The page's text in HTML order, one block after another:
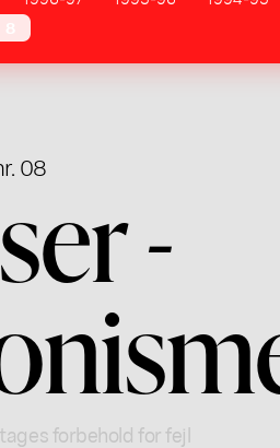
08 -
forbehold for fejl